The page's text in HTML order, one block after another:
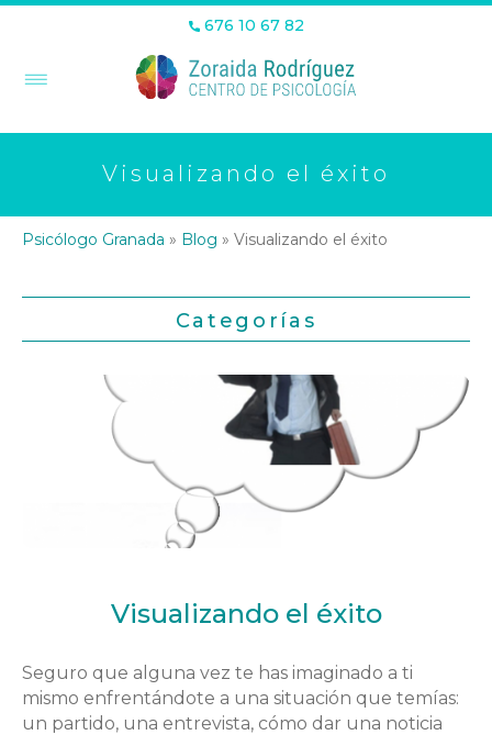
676 10 67 82
Visualizando el éxito
Psicólogo Granada » Blog » Visualizando el éxito
Categorías
Visualizando el éxito
Seguro que alguna vez te has imaginado a ti
mismo enfrentándote a una situación que temías:
un partido, una entrevista, cómo dar una noticia